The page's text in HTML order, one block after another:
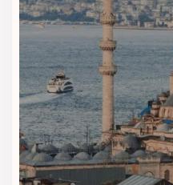
تیم ویداگشت همراه
لازم را انجام می‌دهد تا سفر
با قیمت مطمئن، مشاوره
انتخابی قابل‌اعتماد